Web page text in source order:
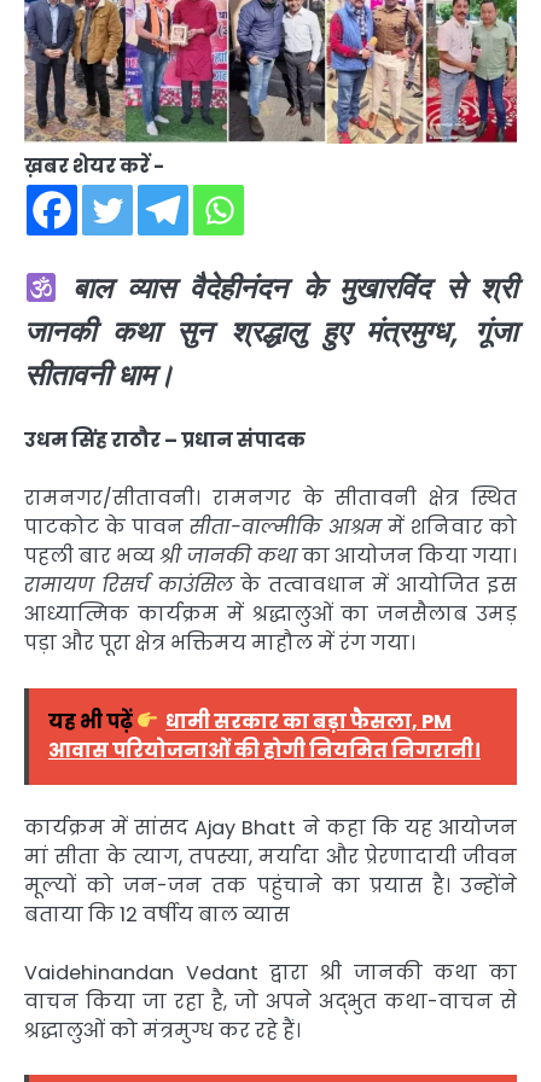
ख़बर शेयर करें -
बाल व्यास वैदेहीनंदन के मुखारविंद से श्री
जानकी कथा सुन श्रद्धालु हुए मंत्रमुग्ध, गूंजा
सीतावनी धाम।
उधम सिंह राठौर – प्रधान संपादक
रामनगर/सीतावनी। रामनगर के सीतावनी क्षेत्र स्थित
पाटकोट के पावन सीता-वाल्मीकि आश्रममें शनिवार को
पहली बार भव्यश्री जानकी कथाका आयोजन किया गया।
रामायण रिसर्च काउंसिलके तत्वावधान में आयोजित इस
आध्यात्मिक कार्यक्रम में श्रद्धालुओं का जनसैलाब उमड़
पड़ा और पूरा क्षेत्र भक्तिमय माहौल में रंग गया।
यह भी पढ़ें
धामी सरकार का बड़ा फैसला, PM
आवास परियोजनाओं की होगी नियमित निगरानी।
कार्यक्रम में सांसदAjay Bhatt ने कहा कि यह आयोजन
मां सीता के त्याग, तपस्या, मर्यादा और प्रेरणादायी जीवन
मूल्यों को जन-जन तक पहुंचाने का प्रयास है। उन्होंने
बताया कि 12 वर्षीय बाल व्यास
Vaidehinandan Vedant द्वारा श्री जानकी कथा का
वाचन किया जा रहा है, जो अपने अद्भुत कथा-वाचन से
श्रद्धालुओं को मंत्रमुग्ध कर रहे हैं।